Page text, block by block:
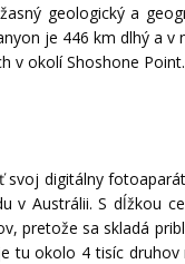
geologický a
je 446 km dlhý a
v okolí Shoshone Point.
digitálny
v Austrálii. S dĺžkou
pretože sa skladá
tu okolo 4 tisíc